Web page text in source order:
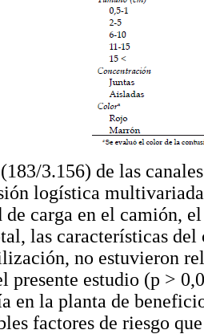
3.156) de las
logística
de carga en el camión,
las características
no estuvieron
presente estudio (p >
en la planta de
factores de riesgo